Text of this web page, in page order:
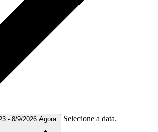
- 8/9/2026 Agora Selecione a data.